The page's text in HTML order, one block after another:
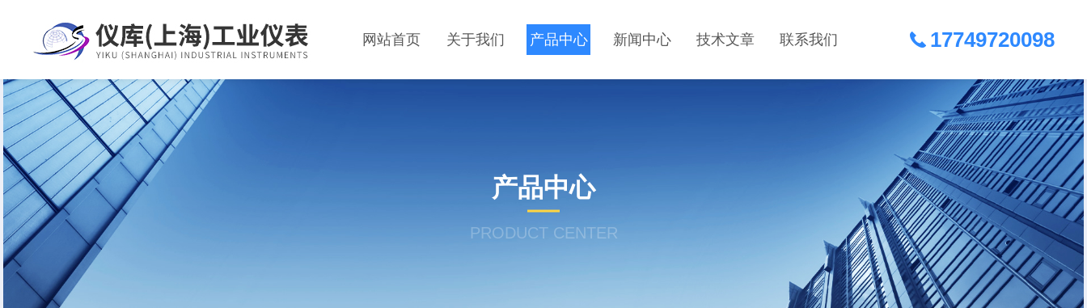
网站首页 关于我们 产品中心 新闻中心 技术文章 联系我们 17749720098
产品中心
PRODUCT CENTER